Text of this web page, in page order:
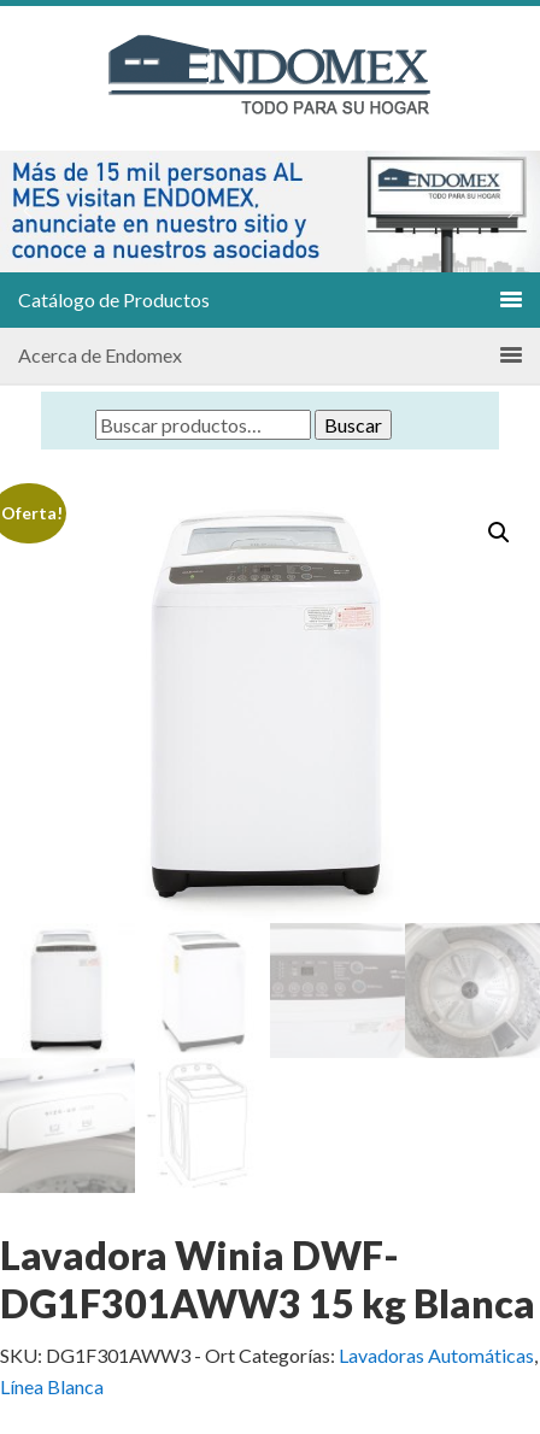
Catálogo de Productos
Acerca de Endomex
Buscar
Lavadora Winia DWF-
DG1F301AWW3 15 kg Blanca
SKU: DG1F301AWW3 - OrtCategorías: Lavadoras Automáticas,
Línea Blanca